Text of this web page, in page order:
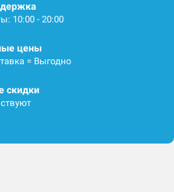
10:00 - 20:00
цены
= Выгодно
скидки